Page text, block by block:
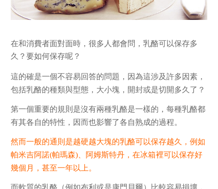
在和消費者面對面時，很多人都會問 ，乳酪可以保存多
久 ？要如何保存呢？
這的確是一個不容易回答的問題 ，因為這涉及許多因素，
包括乳酪的種類與型態，大小塊，開封或是切開多久了？
第一個重要的規則是沒有兩種乳酪是一樣的 ，每種乳酪都
有其各自的特性，因而也影響了各自熟成的過程。
然而一般的通則是越硬越大塊的乳酪可以保存越久
，例如
帕米吉阿諾(帕瑪森)、阿姆斯特丹，在冰箱裡可以保存好
幾個月，甚至一年以上 。